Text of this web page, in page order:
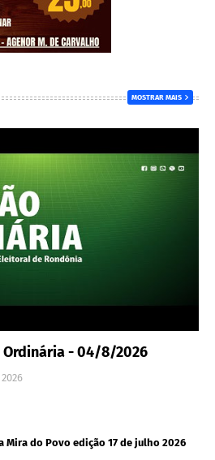
MOSTRAR MAIS
Ordinária - 04/8/2026
Mira do Povo edição 17 de julho 2026